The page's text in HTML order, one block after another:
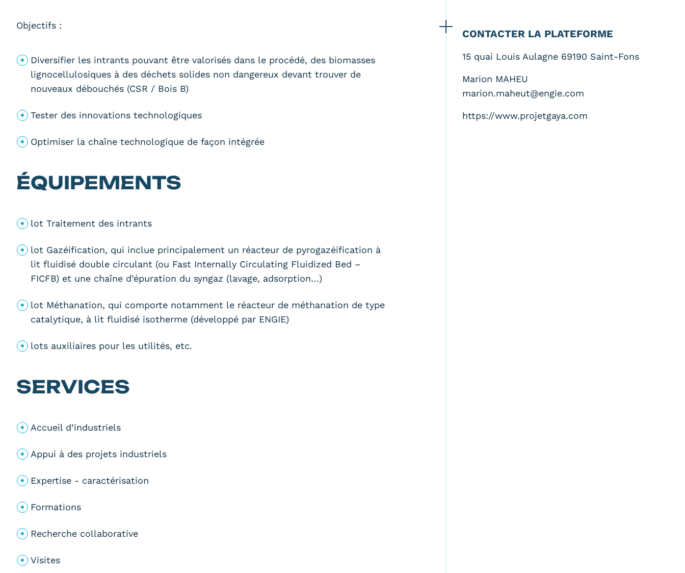
Objectifs :
Diversifier les intrants pouvant être valorisés dans le procédé, des biomasses
lignocellulosiques à des déchets solides non dangereux devant trouver de
nouveaux débouchés (CSR / Bois B)
Tester des innovations technologiques
Optimiser la chaîne technologique de façon intégrée
ÉQUIPEMENTS
lot Traitement des intrants
lot Gazéification, qui inclue principalement un réacteur de pyrogazéification à
lit fluidisé double circulant (ou Fast Internally Circulating Fluidized Bed –
FICFB) et une chaîne d’épuration du syngaz (lavage, adsorption…)
lot Méthanation, qui comporte notamment le réacteur de méthanation de type
catalytique, à lit fluidisé isotherme (développé par ENGIE)
lots auxiliaires pour les utilités, etc.
SERVICES
Accueil d’industriels
Appui à des projets industriels
Expertise - caractérisation
Formations
Recherche collaborative
Visites
CONTACTER LA PLATEFORME
15 quai Louis Aulagne 69190 Saint-Fons
Marion MAHEU
marion.maheut@engie.com
https://www.projetgaya.com